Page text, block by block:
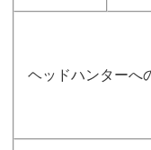
ヘッドハンターへ